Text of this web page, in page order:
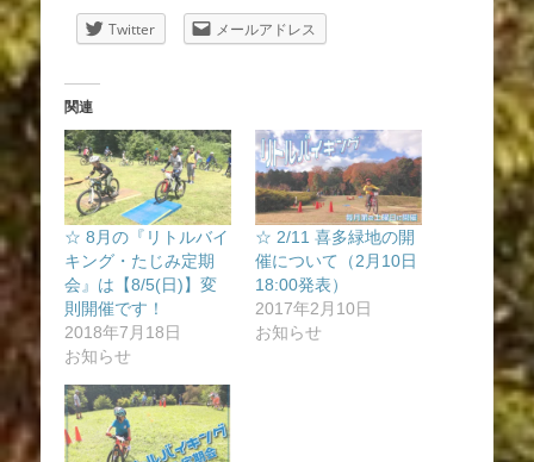
Twitter メールアドレス
関連
☆ 8月の『リトルバイ
キング・たじみ定期
会』は【8/5(日)】変
則開催です！
2018年7月18日
お知らせ
☆ 2/11 喜多緑地の開
催について（2月10日
18:00発表）
2017年2月10日
お知らせ